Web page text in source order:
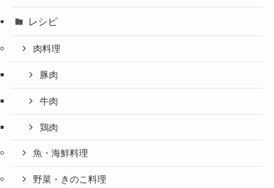
レシピ
肉料理
豚肉
牛肉
鶏肉
魚・海鮮料理
野菜・きのこ料理